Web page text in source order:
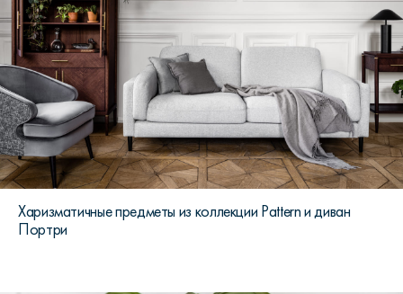
Харизматичные предметы из коллекции Pattern и диван
Портри